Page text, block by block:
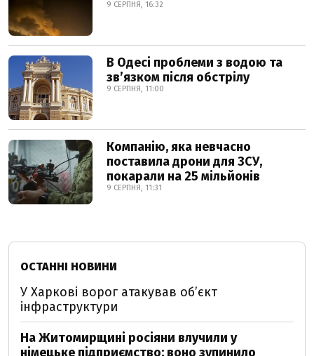
9 СЕРПНЯ, 16:32
В Одесі проблеми з водою та
звʼязком після обстрілу
9 СЕРПНЯ, 11:00
Компанію, яка невчасно
поставила дрони для ЗСУ,
покарали на 25 мільйонів
9 СЕРПНЯ, 11:31
ОСТАННІ НОВИНИ
У Харкові ворог атакував обʼєкт
інфраструктури
На Житомирщині росіяни влучили у
німецьке підприємство: воно зупинило